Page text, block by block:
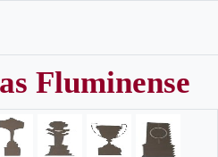
Fluminense